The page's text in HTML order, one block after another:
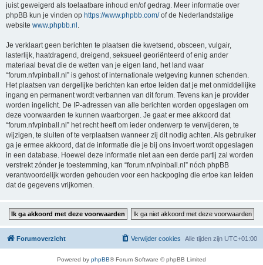
juist geweigerd als toelaatbare inhoud en/of gedrag. Meer informatie over
phpBB kun je vinden op https://www.phpbb.com/of de Nederlandstalige
website www.phpbb.nl .
Je verklaart geen berichten te plaatsen die kwetsend, obsceen, vulgair,
lasterlijk, haatdragend, dreigend, seksueel georiënteerd of enig ander
materiaal bevat die de wetten van je eigen land, het land waar
“forum.nfvpinball.nl” is gehost of internationale wetgeving kunnen schenden.
Het plaatsen van dergelijke berichten kan ertoe leiden dat je met onmiddellijke
ingang en permanent wordt verbannen van dit forum. Tevens kan je provider
worden ingelicht. De IP-adressen van alle berichten worden opgeslagen om
deze voorwaarden te kunnen waarborgen. Je gaat er mee akkoord dat
“forum.nfvpinball.nl” het recht heeft om ieder onderwerp te verwijderen, te
wijzigen, te sluiten of te verplaatsen wanneer zij dit nodig achten. Als gebruiker
ga je ermee akkoord, dat de informatie die je bij ons invoert wordt opgeslagen
in een database. Hoewel deze informatie niet aan een derde partij zal worden
verstrekt zónder je toestemming, kan “forum.nfvpinball.nl” nóch phpBB
verantwoordelijk worden gehouden voor een hackpoging die ertoe kan leiden
dat de gegevens vrijkomen.
Forumoverzicht Alle tijden zijn UTC+01:00
Verwijder cookies
Powered by phpBB® Forum Software © phpBB Limited